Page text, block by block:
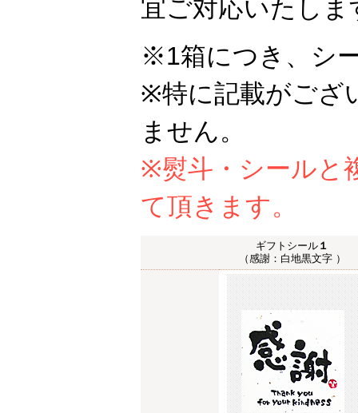
宜ご対応いたしま
※1箱につき、シ
※特に記載がござ
ません。
※熨斗・シールと
て頂きます。
ギフトシール １
（感謝：白地黒文字 ）